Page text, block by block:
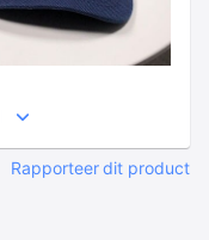
Rapporteer dit product